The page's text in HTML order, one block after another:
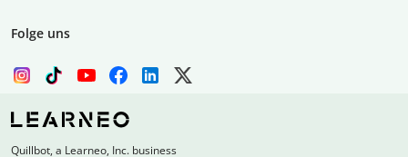
Folge uns
Quillbot, a Learneo, Inc. business